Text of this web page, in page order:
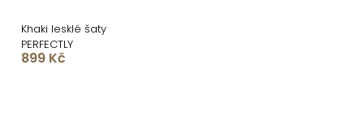
Khaki lesklé šaty
PERFECTLY
899 Kč